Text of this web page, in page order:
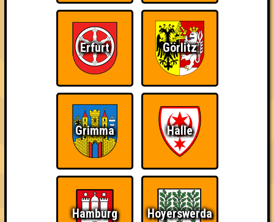
QUIZLABOR Jena #34
Spezial: Cooltur - Die hohe Kunst des Wissens · 08.06.2026 ·
Angemeldete Teams
Erfurt Görlitz
Grimma Halle
Hamburg Hoyerswerda